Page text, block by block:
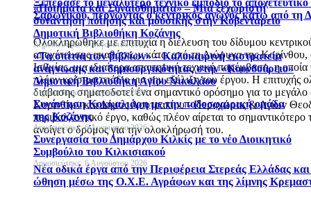
Ξεπέρασε το μεγαλύτερο τεχνικό εμπόδιο το αποχετευτικό
Σαρωνικού, περνώντας ο κεντρικός αγωγός κάτω από τη
Ολοκληρώθηκε με επιτυχία η διέλευση του δίδυμου
αποχέτευσης ακαθάρτων κάτω από τη Διώρυγα της Κορίνθου,
Ισθμίας, μια ιδιαίτερα απαιτητική τεχνική παρέμβαση, η
πλέον κρίσιμο στάδιο για την εξέλιξη του έργου. Η επιτυχής
διάβασης σηματοδοτεί ένα σημαντικό ορόσημο για το
Κορινθίων και Δήμος Λουτρακίου - Περαχώρας & Αγίων
περιβαλλοντικό έργο, καθώς πλέον αίρεται το σημαντικότερο
ανοίγει ο δρόμος για την ολοκλήρωσή του.
Νέα οδικά έργα από την Περιφέρεια Στερεάς Ελλάδας
ώθηση μέσω της Ο.Χ.Ε. Αγράφων και της λίμνης
«Ποιήματα και Συναισθήματα» – Μια ξεχωριστή
συνάντηση ποίησης και μουσικής στην Κοβεντάρειο
Δημοτική Βιβλιοθήκη Κοζάνης
Δημοσιεύτηκε: 6 Αυγούστου 2026
«Τα σπίτια των βιβλίων» – Καλοκαιρινή εκστρατεία
ανάγνωσης και δημιουργικότητας στην «Κουνδούρειο»
Δημοτική Βιβλιοθήκη Αγίου Νικολάου
Δημοσιεύτηκε: 6 Αυγούστου 2026
Συνάντηση Κοκκαλιάρη με την ποδοσφαιρική ομάδα
της Κοζάνης
Δημοσιεύτηκε: 6 Αυγούστου 2026
Συνεργασία του Δημάρχου Κιλκίς με το νέο Διοικητικό
Συμβούλιο του Κιλκισιακού
Δημοσιεύτηκε: 6 Αυγούστου 2026